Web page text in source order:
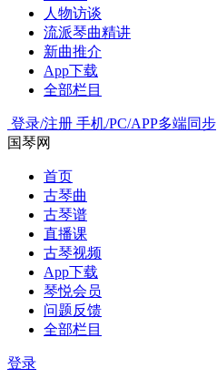
人物访谈
流派琴曲精讲
新曲推介
App下载
全部栏目
登录/注册 手机/PC/APP多端同步
国琴网
首页
古琴曲
古琴谱
直播课
古琴视频
App下载
琴悦会员
问题反馈
全部栏目
登录